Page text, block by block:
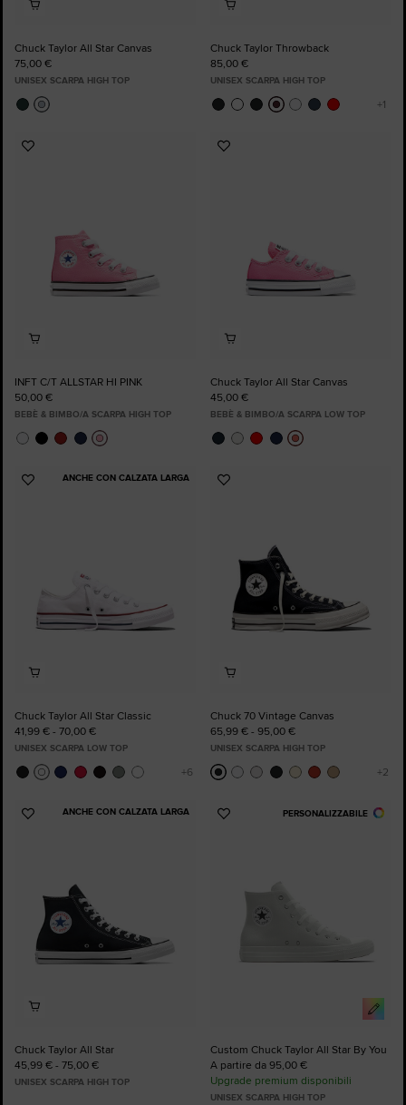
Chuck Taylor All Star Canvas
75,00 €
UNISEX SCARPA HIGH TOP
Chuck Taylor Throwback
85,00 €
UNISEX SCARPA HIGH TOP
Aggiungi
INFT C/T ALLSTAR HI PINK
50,00 €
BEBÈ & BIMBO/A SCARPA HIGH TOP
Aggiungi
Chuck Taylor All Star Canvas
45,00 €
BEBÈ & BIMBO/A SCARPA LOW TOP
ANCHE CON CALZATA LARGA
Aggiungi
Chuck Taylor All Star Classic
41,99 € - 70,00 €
UNISEX SCARPA LOW TOP
Aggiungi
Chuck 70 Vintage Canvas
65,99 € - 95,00 €
UNISEX SCARPA HIGH TOP
ANCHE CON CALZATA LARGA
Aggiungi
Chuck Taylor All Star
45,99 € - 75,00 €
UNISEX SCARPA HIGH TOP
PERSONALIZZABILE
Aggiungi
Custom Chuck Taylor All Star By You
A partire da 95,00 €
Upgrade premium disponibili
UNISEX SCARPA HIGH TOP